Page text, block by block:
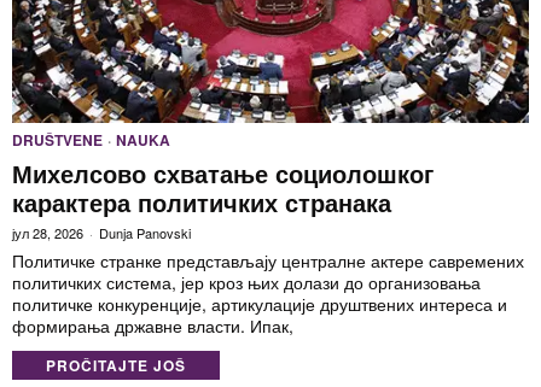
DRUŠTVENE · NAUKA
Михелсово схватање социолошког
карактера политичких странака
јул 28, 2026 Dunja Panovski
Политичке странке представљају централне актере савремених
политичких система, јер кроз њих долази до организовања
политичке конкуренције, артикулације друштвених интереса и
формирања државне власти. Ипак,
PROČITAJTE JOŠ